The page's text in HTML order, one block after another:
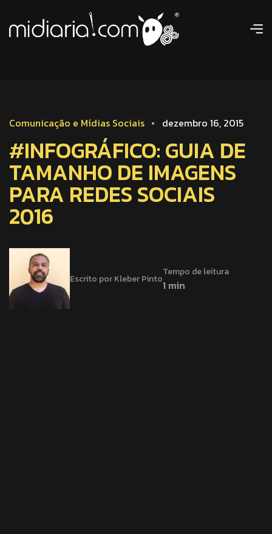
Comunicação e Mídias Sociais dezembro 16, 2015
#INFOGRÁFICO: GUIA DE
TAMANHO DE IMAGENS
PARA REDES SOCIAIS
2016
Escrito por Kleber Pinto
Tempo de leitura
1 min